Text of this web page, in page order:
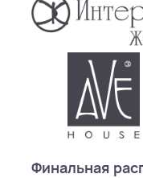
Финальная